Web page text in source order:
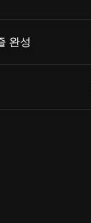
완성